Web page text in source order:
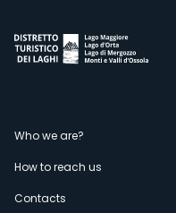
Menù
secondario
Who we are?
How to reach us
Contacts